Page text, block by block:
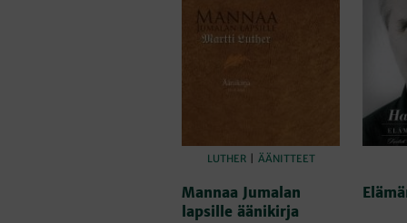
LUTHER ÄÄNITTEET
Mannaa Jumalan
lapsille äänikirja